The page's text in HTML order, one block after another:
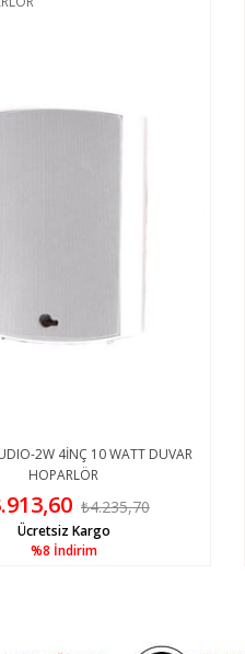
2W 4İNÇ 10 WATT DUVAR
HOPARLÖR
₺4.235,70
%8 İndirim
Ücretsiz Kargo